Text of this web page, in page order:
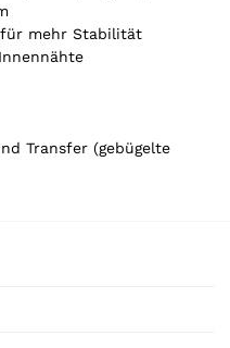
für mehr Stabilität
Transfer (gebügelte